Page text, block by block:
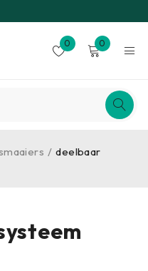
0 0
/ deelbaar